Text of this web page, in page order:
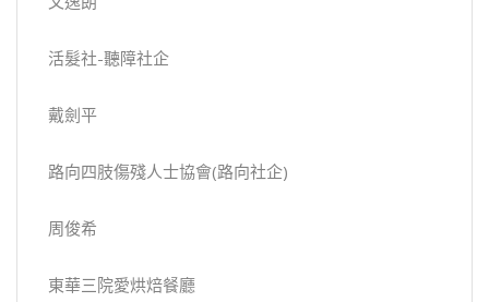
活髮社-聽障社企
戴劍平
路向四肢傷殘人士協會(路向社企)
周俊希
東華三院愛烘焙餐廳